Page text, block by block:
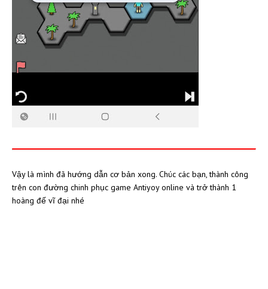
Vậy là mình đã hướng dẫn cơ bản xong. Chúc các bạn, thành công
trên con đường chinh phục game Antiyoy online và trở thành 1
hoàng đế vĩ đại nhé